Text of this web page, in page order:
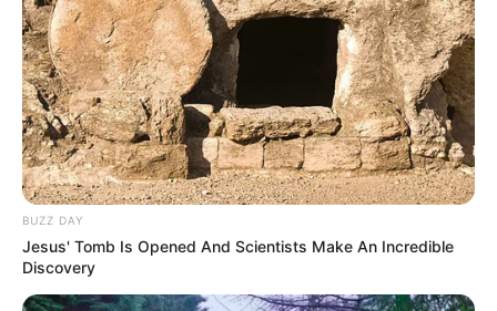
BUZZ DAY
Jesus' Tomb Is Opened And Scientists Make An Incredible
Discovery